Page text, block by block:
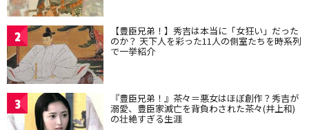
2 【豊臣兄弟！】秀吉は本当に「女狂い」だった
のか？ 天下人を彩った11人の側室たちを時系列
で一挙紹介
3 『豊臣兄弟！』茶々＝悪女はほぼ創作？秀吉が
溺愛、豊臣家滅亡を背負わされた茶々(井上和)
の壮絶すぎる生涯